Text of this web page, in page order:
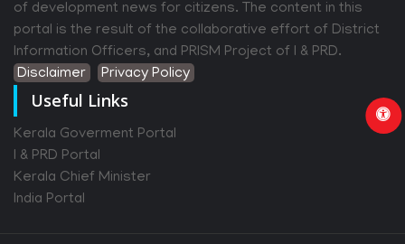
of development news for citizens. The content in this
portal is the result of the collaborative effort of District
Information Officers, and PRISM Project of I & PRD.
Disclaimer
Privacy Policy
Useful Links
Kerala Goverment Portal
I & PRD Portal
Kerala Chief Minister
India Portal